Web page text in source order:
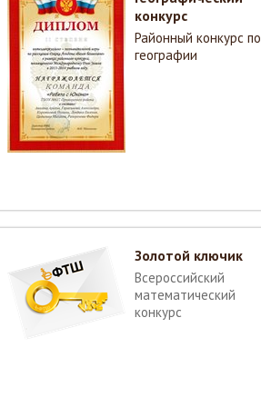
конкурс
Районный конкурс по
географии
Золотой ключик
Всероссийский
математический
конкурс